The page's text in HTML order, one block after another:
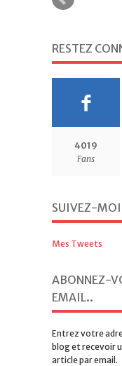
RESTEZ
4019
Fans
SUIVEZ-MOI
Mes Tweets
ABONNEZ-
EMAIL..
Entrez votre
blog et recevoir
article par email.